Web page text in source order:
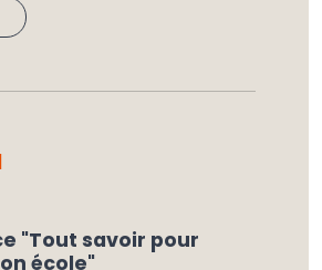
"Tout savoir pour
école"